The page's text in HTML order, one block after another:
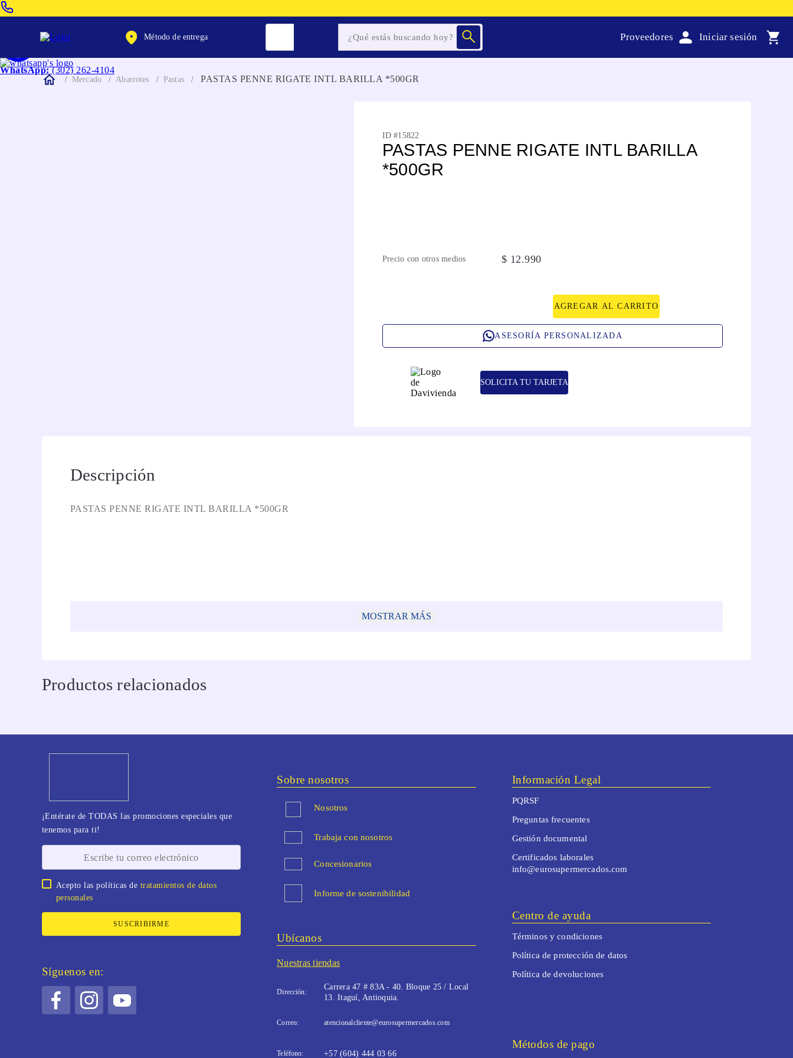
WhatsApp: (302) 262-4104
Método de entrega Proveedores
Mercado Abarrotes Pastas PASTAS PENNE RIGATE INTL BARILLA *500GR
ID #15822
PASTAS PENNE RIGATE INTL BARILLA
*500GR
Precio con otros medios $ 12.990
AGREGAR AL CARRITO
ASESORÍA PERSONALIZADA
SOLICITA TU TARJETA
Descripción
PASTAS PENNE RIGATE INTL BARILLA *500GR
MOSTRAR MÁS
Productos relacionados
¡Entérate de TODAS las promociones especiales que
tenemos para ti!
Acepto las políticas de tratamientos de datos
personales
SUSCRIBIRME
Síguenos en:
Sobre nosotros
Nosotros
Trabaja con nosotros
Concesionarios
Informe de sostenibilidad
Ubícanos
Nuestras tiendas
Dirección:
Carrera 47 # 83A - 40. Bloque 25 / Local
13. Itaguí, Antioquia.
Correo: atencionalcliente@eurosupermercados.com
Teléfono: +57 (604) 444 03 66
Información Legal
PQRSF
Preguntas frecuentes
Gestión documental
Certificados laborales
info@eurosupermercados.com
Centro de ayuda
Términos y condiciones
Política de protección de datos
Política de devoluciones
Métodos de pago